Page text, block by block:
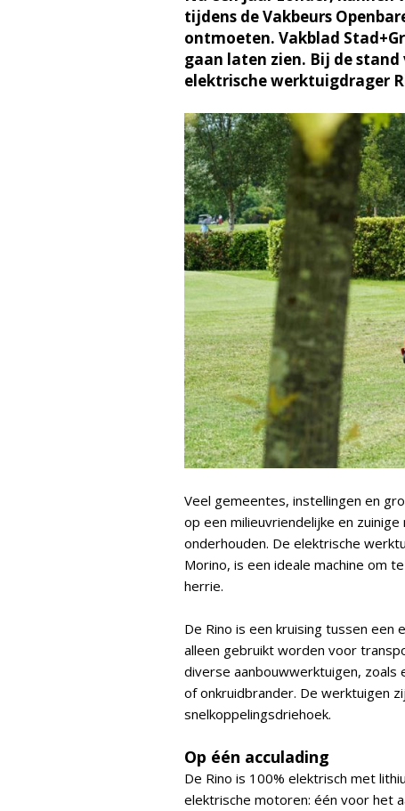
tijdens de Vakbeurs
ontmoeten. Vakblad
gaan laten zien. Bij de stand
elektrische werktuigdrager
Veel gemeentes, instellingen en
op een milieuvriendelijke en
onderhouden. De elektrische
Morino, is een ideale machine om
herrie.
De Rino is een kruising tussen
alleen gebruikt worden voor
diverse aanbouwwerktuigen, zoals
of onkruidbrander. De werktuigen
snelkoppelingsdriehoek.
Op één acculading
De Rino is 100% elektrisch met
elektrische motoren: één voor het